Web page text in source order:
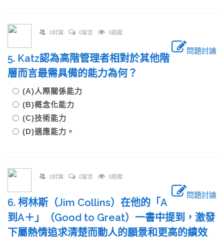
0討論 0留言 0追蹤
問題討論
5. Katz認為高階管理者相對於其他階
層而言最需具備的能力為何？
(A)人際關係能力
(B)概念化能力
(C)技術能力
(D)適應能力。
0討論 0留言 0追蹤
問題討論
6. 柯林斯（Jim Collins）在他的「A
到A＋」（Good to Great）一書中提到，激發
下屬熱情追求清楚而動人的願景和更高的績效